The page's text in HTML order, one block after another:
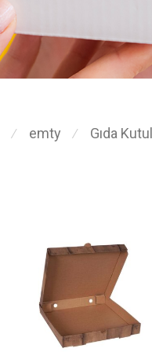
⁄ emty ⁄ Gıda